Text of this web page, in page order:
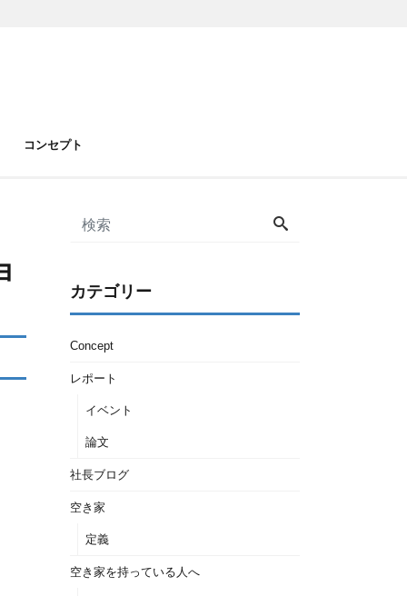
コンセプト
カテゴリー
Concept
レポート
イベント
論文
社長ブログ
空き家
定義
空き家を持っている人へ